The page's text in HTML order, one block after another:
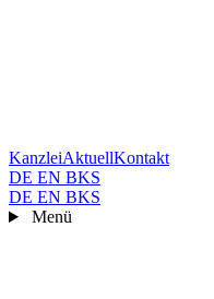
KanzleiAktuellKontakt
DE EN BKS
DE EN BKS
Menü